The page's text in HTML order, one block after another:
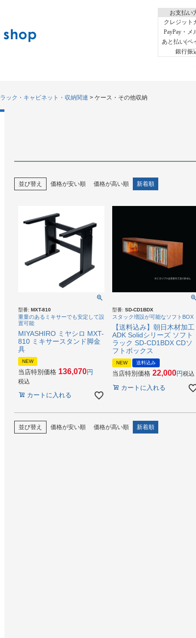
お支払い
クレジット
PayPay・メ
あと払い(ペ
銀行振
ラック・キャビネット・収納関連 ケース・その他収納
並び替え 価格が安い順 価格が高い順 新着順
型番: MXT-810
重量のあるミキサーでも安定して設
置可能
MIYASHIRO ミヤシロ MXT-
810 ミキサースタンド脚金
具
NEW
当店特別価格 136,070
税込
カートに入れる
型番: SD-CD1BDX
スタック増設が可能なソフトBOX
【送料込み】朝日木材加工
ADK Solidシリーズ ソフト
ラック SD-CD1BDX CDソ
フトボックス
NEW 送料込み
当店特別価格 22,000 税込
カートに入れる
並び替え 価格が安い順 価格が高い順 新着順